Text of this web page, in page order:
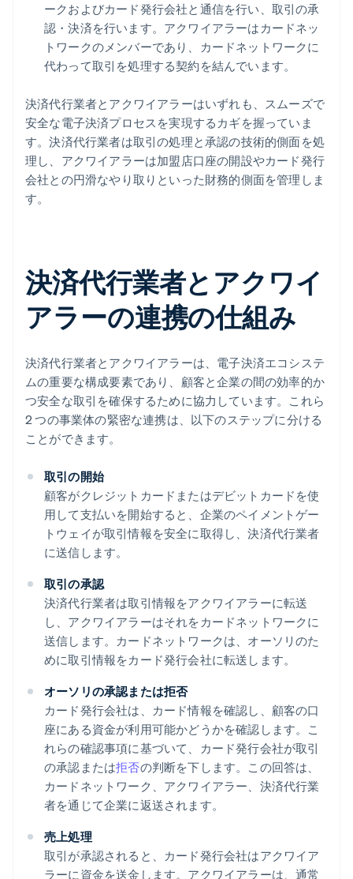
ークおよびカード発行会社と通信を行い、取引の承
認・決済を行います。アクワイアラーはカードネッ
トワークのメンバーであり、カードネットワークに
代わって取引を処理する契約を結んでいます。
決済代行業者とアクワイアラーはいずれも、スムーズで
安全な電子決済プロセスを実現するカギを握っていま
す。決済代行業者は取引の処理と承認の技術的側面を処
理し、アクワイアラーは加盟店口座の開設やカード発行
会社との円滑なやり取りといった財務的側面を管理しま
す。
決済代行業者とアクワイ
アラーの連携の仕組み
決済代行業者とアクワイアラーは、電子決済エコシステ
ムの重要な構成要素であり、顧客と企業の間の効率的か
つ安全な取引を確保するために協力しています。これら
2 つの事業体の緊密な連携は、以下のステップに分ける
ことができます。
取引の開始
顧客がクレジットカードまたはデビットカードを使
用して支払いを開始すると、企業のペイメントゲー
トウェイが取引情報を安全に取得し、決済代行業者
に送信します。
取引の承認
決済代行業者は取引情報をアクワイアラーに転送
し、アクワイアラーはそれをカードネットワークに
送信します。カードネットワークは、オーソリのた
めに取引情報をカード発行会社に転送します。
オーソリの承認または拒否
カード発行会社は、カード情報を確認し、顧客の口
座にある資金が利用可能かどうかを確認します。こ
れらの確認事項に基づいて、カード発行会社が取引
の承認または拒否の判断を下します。この回答は、
カードネットワーク、アクワイアラー、決済代行業
者を通じて企業に返送されます。
売上処理
取引が承認されると、カード発行会社はアクワイア
ラーに資金を送金します。アクワイアラーは、通常